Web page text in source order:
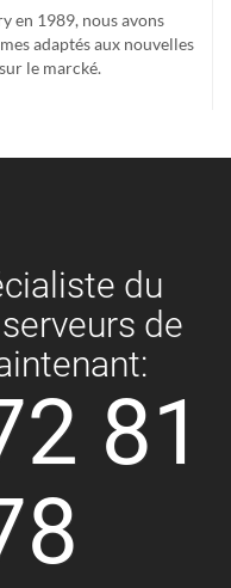
en 1989, nous avons
adaptés aux nouvelles
le marcké.
du
de
81